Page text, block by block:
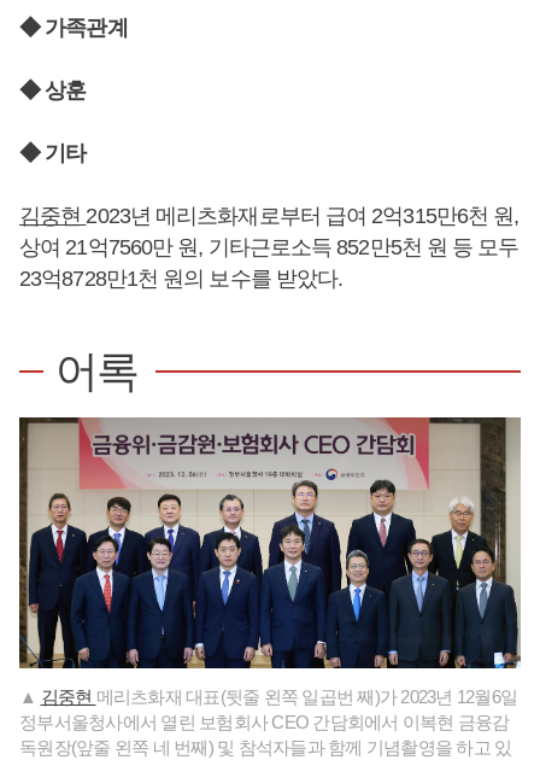
◆ 가족관계
◆ 상훈
◆ 기타
김중현 2023년 메리츠화재로부터 급여 2억315만6천 원,
상여 21억7560만 원, 기타근로소득 852만5천 원 등 모두
23억8728만1천 원의 보수를 받았다.
어록
▲ 김중현 메리츠화재 대표(뒷줄 왼쪽 일곱번 째)가 2023년 12월6일
정부서울청사에서 열린 보험회사 CEO 간담회에서 이복현 금융감
독원장(앞줄 왼쪽 네 번째) 및 참석자들과 함께 기념촬영을 하고 있